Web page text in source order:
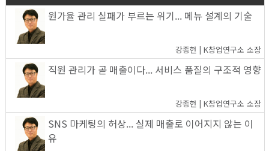
원가율 관리 실패가 부르는 위기... 메뉴 설계의 기술
강종헌 | K창업연구소 소장
직원 관리가 곧 매출이다... 서비스 품질의 구조적 영향
강종헌 | K창업연구소 소장
SNS 마케팅의 허상... 실제 매출로 이어지지 않는 이
유